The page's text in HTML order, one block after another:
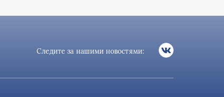
Следите за нашими новостями: